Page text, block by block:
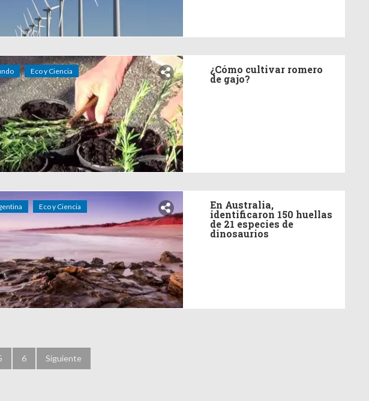
Eco y Ciencia ¿Cómo cultivar romero
de gajo?
Eco y Ciencia En Australia,
identificaron 150 huellas
de 21 especies de
dinosaurios
6 Siguiente